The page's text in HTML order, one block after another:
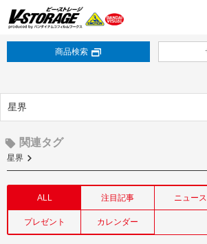
商品検索
星界
関連タグ
星界
ALL 注目記事 ニュース
プレゼント カレンダー